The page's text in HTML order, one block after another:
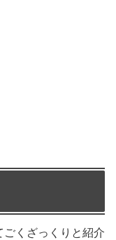
ごくざっくりと紹介